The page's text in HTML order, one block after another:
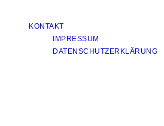
KONTAKT
IMPRESSUM
DATENSCHUTZERKLÄRUNG